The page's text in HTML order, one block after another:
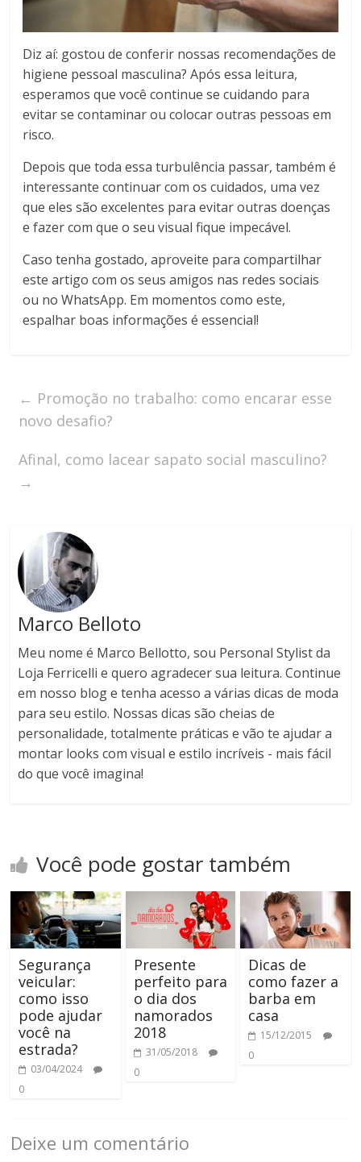
Diz aí: gostou de conferir nossas recomendações de
higiene pessoal masculina? Após essa leitura,
esperamos que você continue se cuidando para
evitar se contaminar ou colocar outras pessoas em
risco.
Depois que toda essa turbulência passar, também é
interessante continuar com os cuidados, uma vez
que eles são excelentes para evitar outras doenças
e fazer com que o seu visual fique impecável.
Caso tenha gostado, aproveite para compartilhar
este artigo com os seus amigos nas redes sociais
ou no WhatsApp. Em momentos como este,
espalhar boas informações é essencial!
← Promoção no trabalho: como encarar esse
novo desafio?
Afinal, como lacear sapato social masculino?
→
Marco Belloto
Meu nome é Marco Bellotto, sou Personal Stylist da
Loja Ferricelli e quero agradecer sua leitura. Continue
em nosso blog e tenha acesso a várias dicas de moda
para seu estilo. Nossas dicas são cheias de
personalidade, totalmente práticas e vão te ajudar a
montar looks com visual e estilo incríveis - mais fácil
do que você imagina!
Você pode gostar também
Segurança
veicular:
como isso
pode ajudar
você na
estrada?
03/04/2024
0
Presente
perfeito para
o dia dos
namorados
2018
31/05/2018
0
Dicas de
como fazer a
barba em
casa
15/12/2015
0
Deixe um comentário